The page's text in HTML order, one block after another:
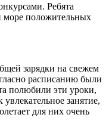
Ребята
море положительных
зарядки на свежем
расписанию были
полюбили эти уроки,
занятие,
для них очень